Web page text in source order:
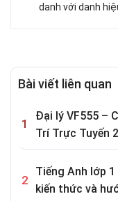
danh với danh
Bài viết liên quan
Đại lý VF555 –
Trí Trực Tuyến
Tiếng Anh lớp
kiến thức và